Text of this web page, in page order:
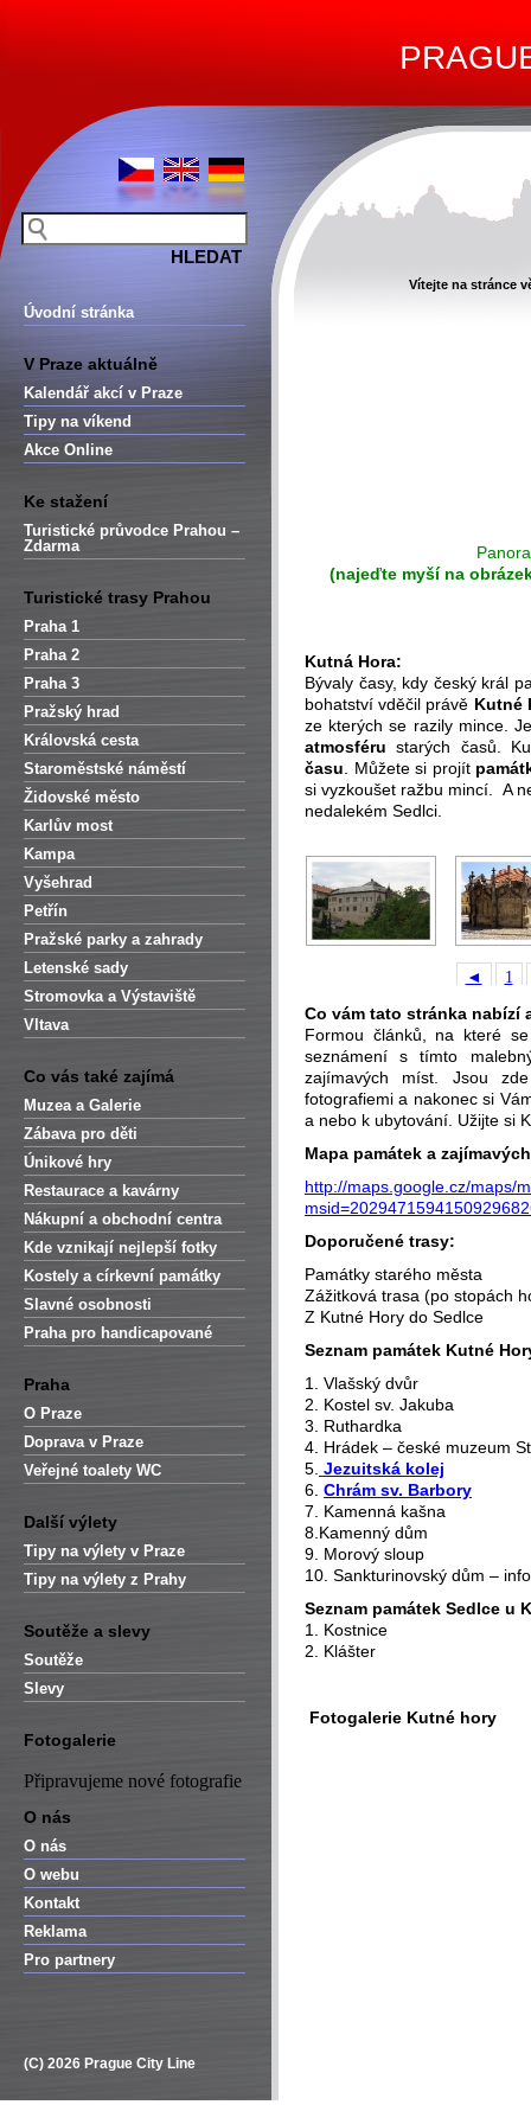
Úvodní stránka
V Praze aktuálně
Kalendář akcí v Praze
Tipy na víkend
Akce Online
Ke stažení
Turistické průvodce Prahou –
Zdarma
Turistické trasy Prahou
Praha 1
Praha 2
Praha 3
Pražský hrad
Královská cesta
Staroměstské náměstí
Židovské město
Karlův most
Kampa
Vyšehrad
Petřín
Pražské parky a zahrady
Letenské sady
Stromovka a Výstaviště
Vltava
Co vás také zajímá
Muzea a Galerie
Zábava pro děti
Únikové hry
Restaurace a kavárny
Nákupní a obchodní centra
Kde vznikají nejlepší fotky
Kostely a církevní památky
Slavné osobnosti
Praha pro handicapované
Praha
O Praze
Doprava v Praze
Veřejné toalety WC
Další výlety
Tipy na výlety v Praze
Tipy na výlety z Prahy
Soutěže a slevy
Soutěže
Slevy
Fotogalerie
Připravujeme nové fotografie
O nás
O nás
O webu
Kontakt
Reklama
Pro partnery
(C) 2026 Prague City Line
Vítejte na stránce
(najeďte myší na
Kutná Hora:
Bývaly časy, kdy český král
bohatství vděčil právě Kutné
ze kterých se razily mince.
atmosféru starých časů.
času . Můžete si projít
si vyzkoušet ražbu mincí. A
nedalekém Sedlci.
◄
1
Co vám tato stránka nabízí
Formou článků, na které
seznámení s tímto
zajímavých míst. Jsou
fotografiemi a nakonec si
a nebo k ubytování. Užijte si
Mapa památek a
http://maps.google.cz/maps/
Doporučené trasy:
Památky starého města
Zážitková trasa (po stopách
Z Kutné Hory do Sedlce
Seznam památek Kutné
1. Vlašský dvůr
2. Kostel sv. Jakuba
3. Ruthardka
4. Hrádek – české muzeum
5. Jezuitská kolej
6. Chrám sv. Barbory
7. Kamenná kašna
8.Kamenný dům
9. Morový sloup
10. Sankturinovský dům –
Seznam památek Sedlce u
1. Kostnice
2. Klášter
Fotogalerie Kutné hory